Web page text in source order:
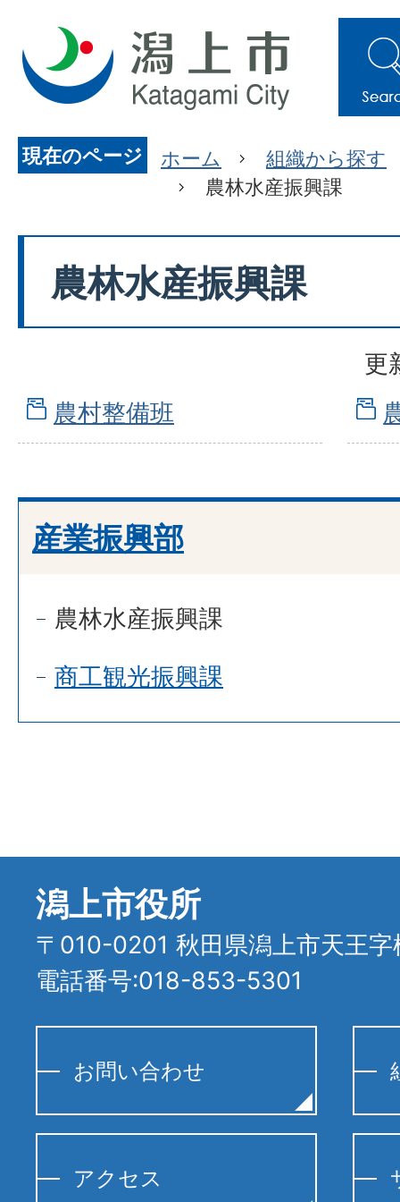
現在のページ ホーム
組織から探す
農林水産振興課
農林水産振興課
更
農村整備班
産業振興部
農林水産振興課
商工観光振興課
潟上市役所
〒010-0201 秋田県潟上市天王
電話番号:018-853-5301
お問い合わせ
アクセス